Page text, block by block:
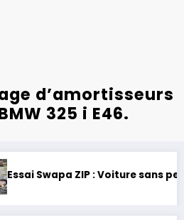
d’amortisseurs
325 i E46.
: Voiture sans permis, mais fun !